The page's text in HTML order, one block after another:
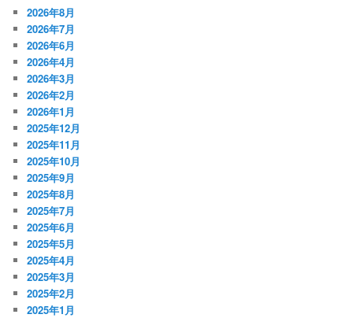
2026年8月
2026年7月
2026年6月
2026年4月
2026年3月
2026年2月
2026年1月
2025年12月
2025年11月
2025年10月
2025年9月
2025年8月
2025年7月
2025年6月
2025年5月
2025年4月
2025年3月
2025年2月
2025年1月